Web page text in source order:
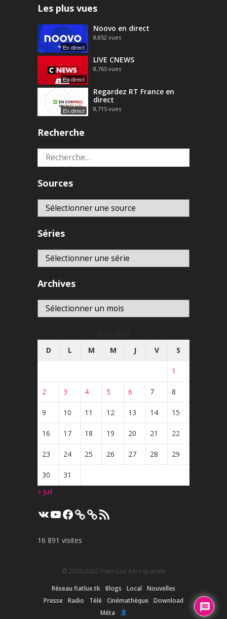
Les plus vues
En direct
Noovo en direct
8,852 vues
En direct
LIVE CNEWS
8,765 vues
En direct
Regardez RT France en
direct
8,715 vues
Recherche
Rechercher :
Sources
Séries
Archives
Archives
D
L M M J V S
1
2 3 4 5 6 7 8
9 10 11 12 13 14 15
16 17 18 19 20 21 22
23 24 25 26 27 28 29
30
31
« Juil
VK YouTube
Facebook Flux
RSS
16 891 visites
© 2020-2022 Fiat+⁄-Lux Aérospatiale
Réseau fiatlux.tk Blogs Local
Nouvelles
Presse Radio Télé Cinémathèque Download
Méta